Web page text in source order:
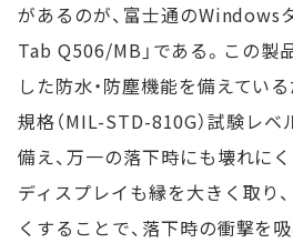
があるのが、富士通のWindows
Tab Q506/MB」である。この製
した防水・防塵機能を備えてい
規格（MIL-STD-810G）試験レベ
備え、万一の落下時にも壊れに
ディスプレイも縁を大きく取り
くすることで、落下時の衝撃を